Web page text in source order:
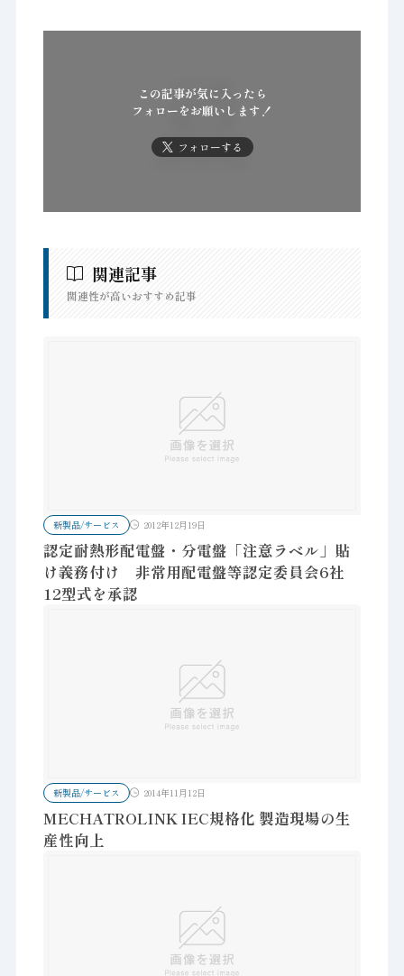
この記事が気に入ったら
フォローをお願いします！
フォローする
関連記事
関連性が高いおすすめ記事
新製品/サービス 2012年12月19日
認定耐熱形配電盤・分電盤「注意ラベル」貼
け義務付け 非常用配電盤等認定委員会6社
12型式を承認
新製品/サービス 2014年11月12日
MECHATROLINK IEC規格化 製造現場の生
産性向上